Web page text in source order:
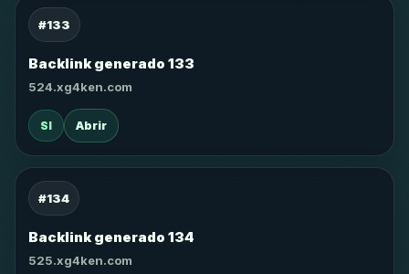
#133
Backlink generado 133
524.xg4ken.com
SI Abrir
#134
Backlink generado 134
525.xg4ken.com